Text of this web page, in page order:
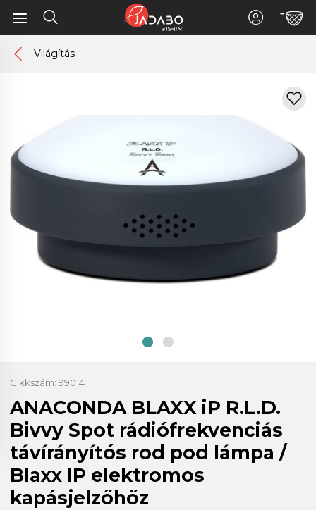
Világítás
Cikkszám: 99014
ANACONDA BLAXX iP R.L.D.
Bivvy Spot rádiófrekvenciás
távírányítós rod pod lámpa /
Blaxx IP elektromos
kapásjelzőhőz